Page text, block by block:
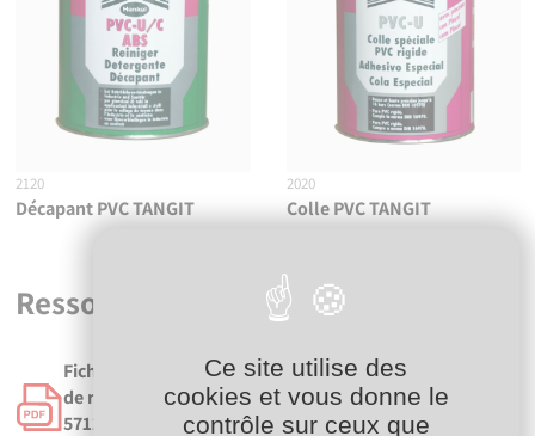
2120
Décapant PVC TANGIT
2020
Colle PVC TANGIT
Ressources
Fiche technique - Manchon d'adaptation avec bague
de renfort - Femelle à coller sur d - Taraudé sur Rp -
5712
Ce site utilise des
cookies et vous donne le
contrôle sur ceux que